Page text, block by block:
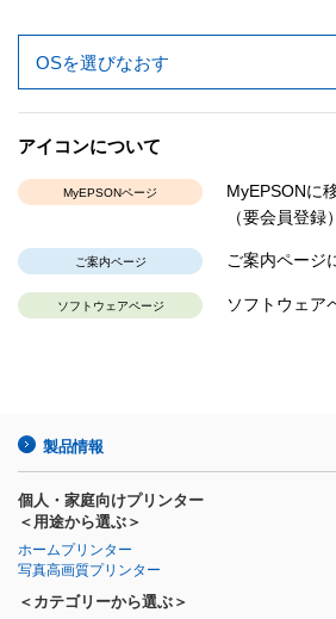
OSを選びなおす
アイコンについて
MyEPSONページ
MyEPSONに
（要会員登録）
ご案内ページ ご案内ページ
ソフトウェアページ ソフトウェア
製品情報
個人・家庭向けプリンター
＜用途から選ぶ＞
ホームプリンター
写真高画質プリンター
＜カテゴリーから選ぶ＞